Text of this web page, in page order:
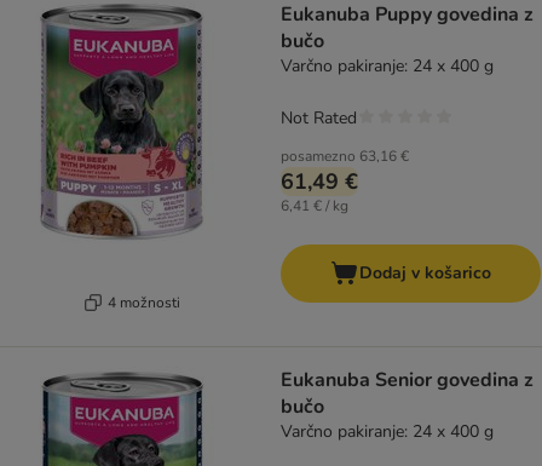
4 možnosti
Eukanuba Puppy govedina z
bučo
Varčno pakiranje: 24 x 400 g
posamezno 63,16 €
61,49 €
6,41 € / kg
Not Rated
Dodaj v košarico
Eukanuba Senior govedina z
bučo
Varčno pakiranje: 24 x 400 g